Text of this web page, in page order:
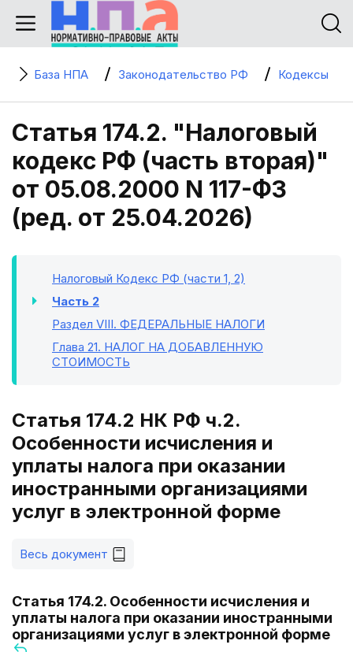
База НПА Законодательство РФ Кодексы
Статья 174.2. "Налоговый
кодекс РФ (часть вторая)"
от 05.08.2000 N 117-ФЗ
(ред. от 25.04.2026)
Налоговый Кодекс РФ (части 1, 2)
Часть 2
Раздел VIII. ФЕДЕРАЛЬНЫЕ НАЛОГИ
Глава 21. НАЛОГ НА ДОБАВЛЕННУЮ
СТОИМОСТЬ
Статья 174.2 НК РФ ч.2.
Особенности исчисления и
уплаты налога при оказании
иностранными организациями
услуг в электронной форме
Весь документ
Статья 174.2. Особенности исчисления и
уплаты налога при оказании иностранными
организациями услуг в электронной форме